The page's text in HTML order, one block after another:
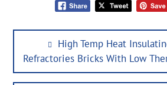
Post
navigationPrevious
post:
High Temp Heat
Refractories Bricks With Low